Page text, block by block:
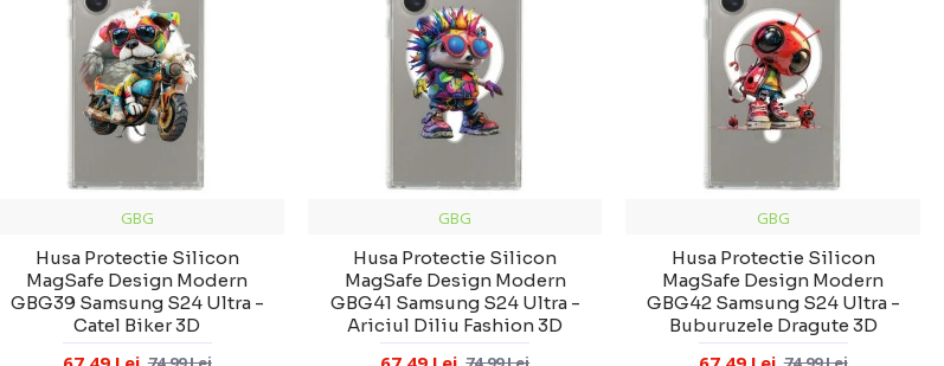
GBG
Husa Protectie Silicon
MagSafe Design Modern
GBG39 Samsung S24 Ultra -
Catel Biker 3D
GBG
Husa Protectie Silicon
MagSafe Design Modern
GBG41 Samsung S24 Ultra -
Ariciul Diliu Fashion 3D
GBG
Husa Protectie Silicon
MagSafe Design Modern
GBG42 Samsung S24 Ultra -
Buburuzele Dragute 3D